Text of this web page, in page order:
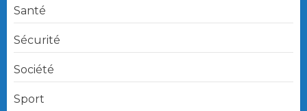
Santé
Sécurité
Société
Sport